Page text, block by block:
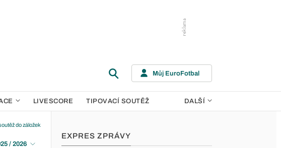
Můj EuroFotbal
LIVESCORE TIPOVACÍ SOUTĚŽ DALŠÍ
do záložek
/ 2026
EXPRES ZPRÁVY